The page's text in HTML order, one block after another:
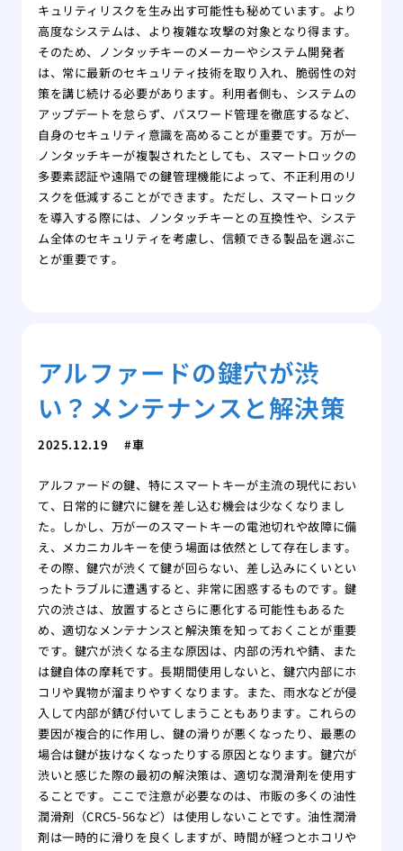
キュリティリスクを生み出す可能性も秘めています。より
高度なシステムは、より複雑な攻撃の対象となり得ます。
そのため、ノンタッチキーのメーカーやシステム開発者
は、常に最新のセキュリティ技術を取り入れ、脆弱性の対
策を講じ続ける必要があります。利用者側も、システムの
アップデートを怠らず、パスワード管理を徹底するなど、
自身のセキュリティ意識を高めることが重要です。万が一
ノンタッチキーが複製されたとしても、スマートロックの
多要素認証や遠隔での鍵管理機能によって、不正利用のリ
スクを低減することができます。ただし、スマートロック
を導入する際には、ノンタッチキーとの互換性や、システ
ム全体のセキュリティを考慮し、信頼できる製品を選ぶこ
とが重要です。
アルファードの鍵穴が渋
い？メンテナンスと解決策
2025.12.19 車
アルファードの鍵、特にスマートキーが主流の現代におい
て、日常的に鍵穴に鍵を差し込む機会は少なくなりまし
た。しかし、万が一のスマートキーの電池切れや故障に備
え、メカニカルキーを使う場面は依然として存在します。
その際、鍵穴が渋くて鍵が回らない、差し込みにくいとい
ったトラブルに遭遇すると、非常に困惑するものです。鍵
穴の渋さは、放置するとさらに悪化する可能性もあるた
め、適切なメンテナンスと解決策を知っておくことが重要
です。鍵穴が渋くなる主な原因は、内部の汚れや錆、また
は鍵自体の摩耗です。長期間使用しないと、鍵穴内部にホ
コリや異物が溜まりやすくなります。また、雨水などが侵
入して内部が錆び付いてしまうこともあります。これらの
要因が複合的に作用し、鍵の滑りが悪くなったり、最悪の
場合は鍵が抜けなくなったりする原因となります。鍵穴が
渋いと感じた際の最初の解決策は、適切な潤滑剤を使用す
ることです。ここで注意が必要なのは、市販の多くの油性
潤滑剤（CRC5-56など）は使用しないことです。油性潤滑
剤は一時的に滑りを良くしますが、時間が経つとホコリや